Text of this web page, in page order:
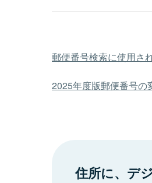
郵便番号検索に使用さ
2025年度版郵便番号の
住所に、デ